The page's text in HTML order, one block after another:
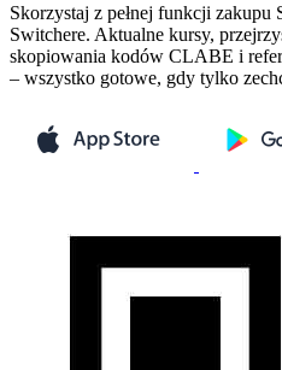
Skorzystaj z pełnej funkcji
Switchere. Aktualne kursy,
skopiowania kodów CLABE i
– wszystko gotowe, gdy tylko